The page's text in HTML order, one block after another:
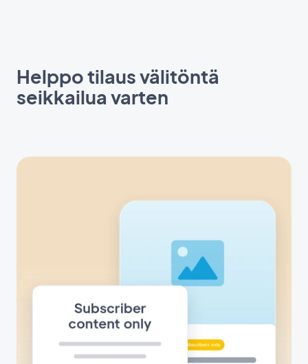
Helppo tilaus välitöntä
seikkailua varten